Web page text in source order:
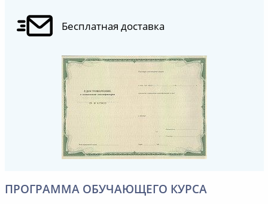
Бесплатная доставка
ПРОГРАММА ОБУЧАЮЩЕГО КУРСА